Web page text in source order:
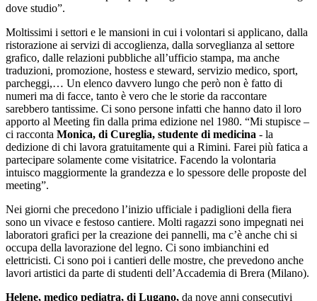
dove studio”.
Moltissimi i settori e le mansioni in cui i volontari si applicano, dalla
ristorazione ai servizi di accoglienza, dalla sorveglianza al settore
grafico, dalle relazioni pubbliche all’ufficio stampa, ma anche
traduzioni, promozione, hostess e steward, servizio medico, sport,
parcheggi,… Un elenco davvero lungo che però non è fatto di
numeri ma di facce, tanto è vero che le storie da raccontare
sarebbero tantissime. Ci sono persone infatti che hanno dato il loro
apporto al Meeting fin dalla prima edizione nel 1980. “Mi stupisce –
ci racconta Monica, di Cureglia, studente di medicina - la
dedizione di chi lavora gratuitamente qui a Rimini. Farei più fatica a
partecipare solamente come visitatrice. Facendo la volontaria
intuisco maggiormente la grandezza e lo spessore delle proposte del
meeting”.
Nei giorni che precedono l’inizio ufficiale i padiglioni della fiera
sono un vivace e festoso cantiere. Molti ragazzi sono impegnati nei
laboratori grafici per la creazione dei pannelli, ma c’è anche chi si
occupa della lavorazione del legno. Ci sono imbianchini ed
elettricisti. Ci sono poi i cantieri delle mostre, che prevedono anche
lavori artistici da parte di studenti dell’Accademia di Brera (Milano).
Helene, medico pediatra, di Lugano, da nove anni consecutivi